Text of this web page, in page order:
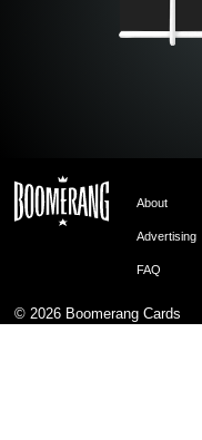
About
Advertising
FAQ
© 2026 Boomerang Cards